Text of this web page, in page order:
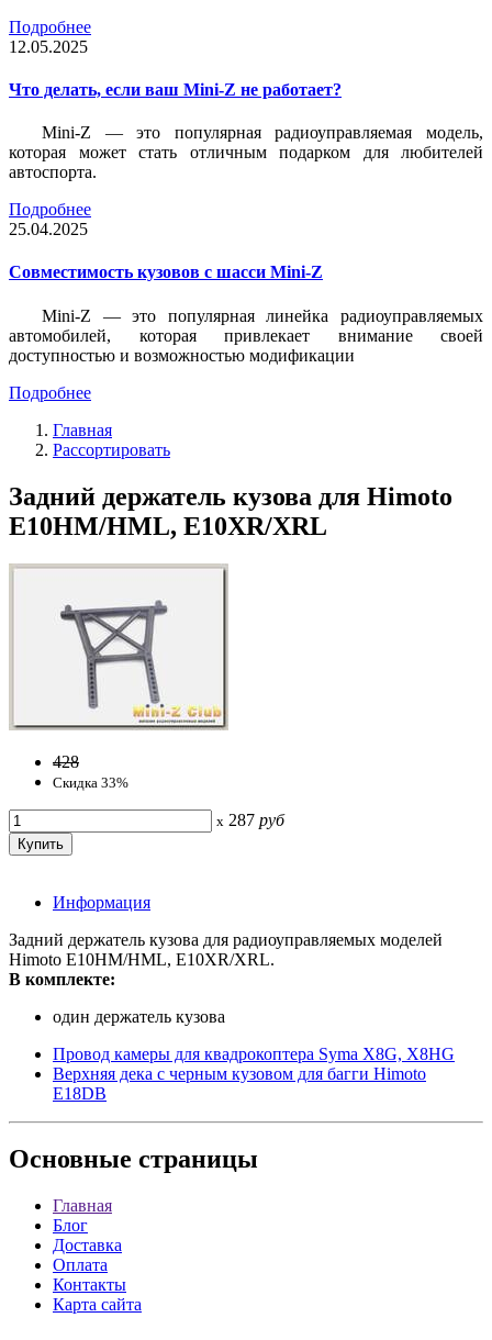
Подробнее
12.05.2025
Что делать, если ваш Mini-Z не работает?
Mini-Z — это популярная радиоуправляемая модель,
которая может стать отличным подарком для любителей
автоспорта.
Подробнее
25.04.2025
Совместимость кузовов с шасси Mini-Z
Mini-Z — это популярная линейка радиоуправляемых
автомобилей, которая привлекает внимание своей
доступностью и возможностью модификации
Подробнее
Главная
Рассортировать
Задний держатель кузова для Himoto
E10HM/HML, E10XR/XRL
428
Скидка 33%
x 287 руб
Информация
Задний держатель кузова для радиоуправляемых моделей
Himoto E10HM/HML, E10XR/XRL.
В комплекте:
один держатель кузова
Провод камеры для квадрокоптера Syma X8G, X8HG
Верхняя дека с черным кузовом для багги Himoto
E18DB
Основные страницы
Главная
Блог
Доставка
Оплата
Контакты
Карта сайта